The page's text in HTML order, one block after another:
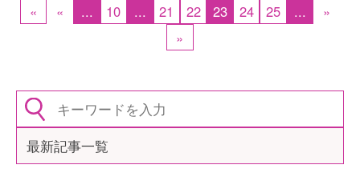
« « ... 10 ... 21 22 23 24 25 ...
»
»
最新記事一覧